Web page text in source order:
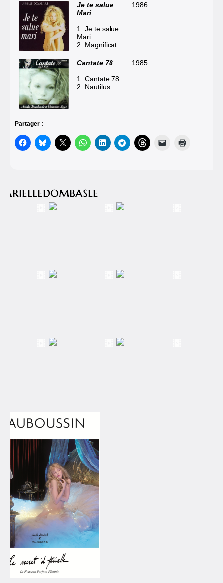
Je te salue
Mari
1. Je te salue
Mari
2. Magnificat
1986
Cantate 78
1. Cantate 78
2. Nautilus
1985
Partager :